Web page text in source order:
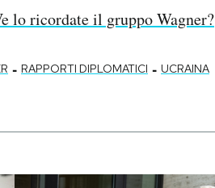
lo ricordate il gruppo Wagner?
- RAPPORTI DIPLOMATICI - UCRAINA